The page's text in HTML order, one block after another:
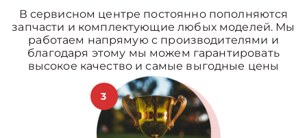
В сервисном центре постоянно пополняются
запчасти и комплектующие любых моделей. Мы
работаем напрямую с производителями и
благодаря этому мы можем гарантировать
высокое качество и самые выгодные цены
3